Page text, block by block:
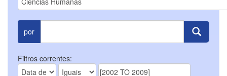
por
Filtros correntes: